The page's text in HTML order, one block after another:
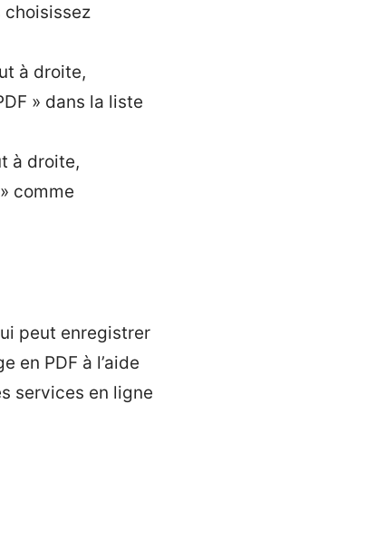
choisissez
à droite,
» dans la liste
à droite,
comme
peut enregistrer
en PDF à l’aide
services en ligne